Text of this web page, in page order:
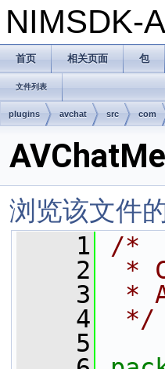
NIMSDK-
首页 相关页面 包
文件列表
plugins avchat src com
浏览该文件
    1
/*
    2
*
    3
*
    4
*/
    5